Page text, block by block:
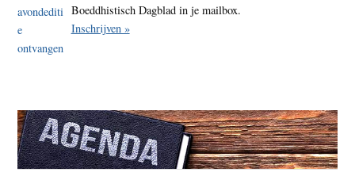
Boeddhistisch Dagblad in je mailbox.
Inschrijven »